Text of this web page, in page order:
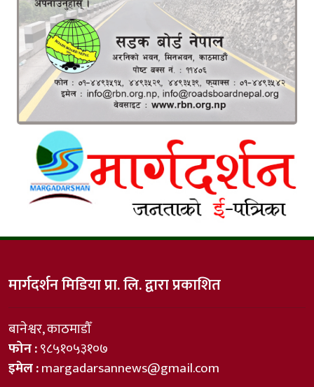
मार्गदर्शन मिडिया प्रा. लि. द्वारा प्रकाशित
बानेश्वर, काठमाडौँ
फोन :९८५१०५३१०७
इमेल :margadarsannews@gmail.com